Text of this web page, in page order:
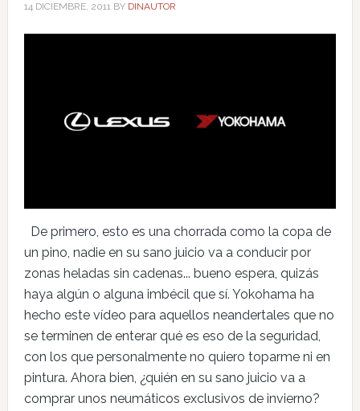
14 DICIEMBRE, 2011BY DINAUTOR
De primero, esto es una chorrada como la copa de
un pino, nadie en su sano juicio va a conducir por
zonas heladas sin cadenas... bueno espera, quizás
haya algún o alguna imbécil que sí. Yokohama ha
hecho este vídeo para aquellos neandertales que no
se terminen de enterar qué es eso de la seguridad,
con los que personalmente no quiero toparme ni en
pintura. Ahora bien, ¿quién en su sano juicio va a
comprar unos neumáticos exclusivos de invierno?